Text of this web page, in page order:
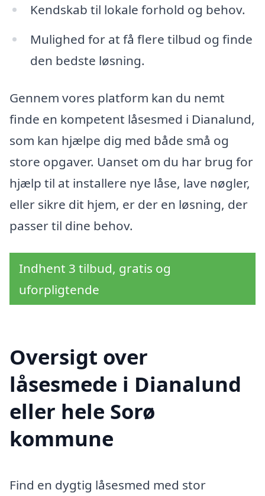
Kendskab til lokale forhold og behov.
Mulighed for at få flere tilbud og finde
den bedste løsning.
Gennem vores platform kan du nemt
finde en kompetent låsesmed i Dianalund,
som kan hjælpe dig med både små og
store opgaver. Uanset om du har brug for
hjælp til at installere nye låse, lave nøgler,
eller sikre dit hjem, er der en løsning, der
passer til dine behov.
Indhent 3 tilbud, gratis og
uforpligtende
Oversigt over
låsesmede i Dianalund
eller hele Sorø
kommune
Find en dygtig låsesmed med stor